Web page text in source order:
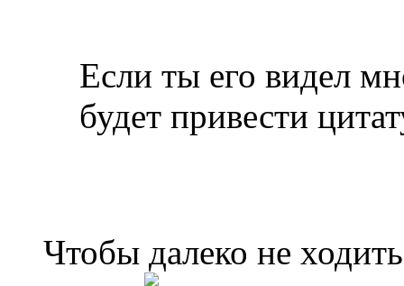
Если ты его видел
будет привести
Чтобы далеко не